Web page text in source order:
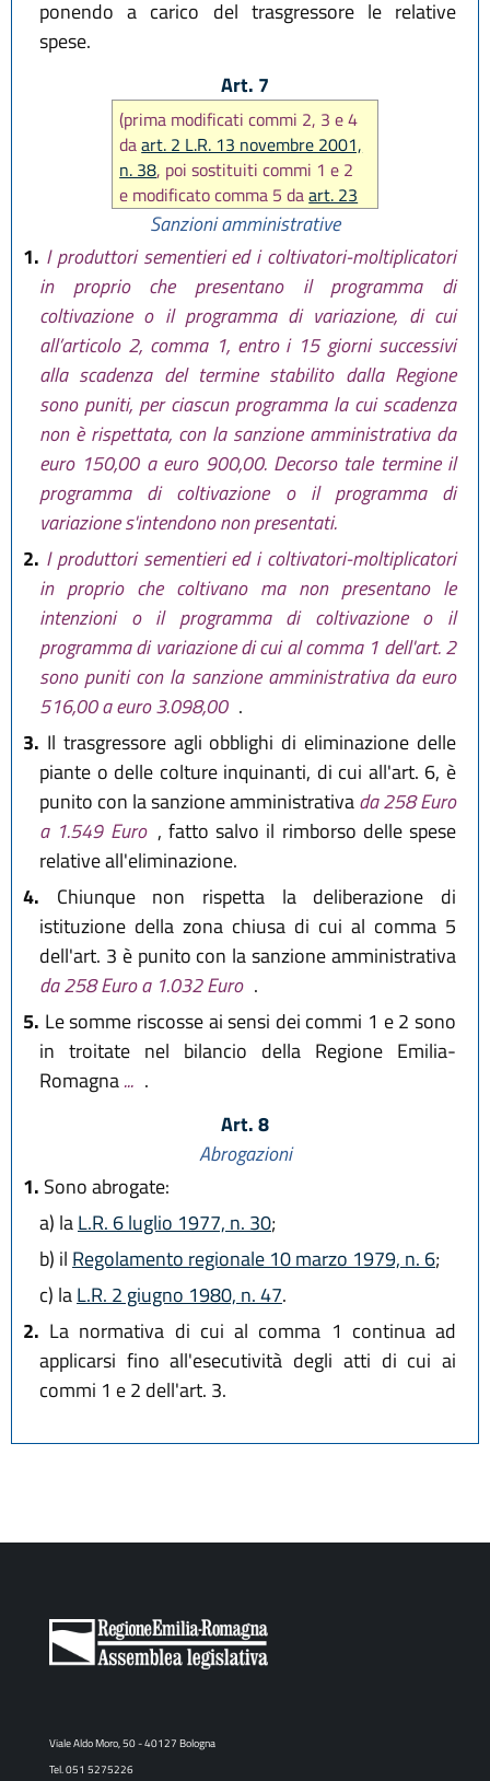
ponendo a carico del trasgressore le relative
spese.
Art. 7
(prima modificati commi 2, 3 e 4
daart. 2 L.R. 13 novembre 2001,
n. 38, poi sostituiti commi 1 e 2
e modificato comma 5 daart. 23
L.R. 21 ottobre 2021, n. 14)
Sanzioni amministrative
1. I produttori sementieri ed i coltivatori-moltiplicatori
in proprio che presentano il programma di
coltivazione o il programma di variazione, di cui
all’articolo 2, comma 1, entro i 15 giorni successivi
alla scadenza del termine stabilito dalla Regione
sono puniti, per ciascun programma la cui scadenza
non è rispettata, con la sanzione amministrativa da
euro 150,00 a euro 900,00. Decorso tale termine il
programma di coltivazione o il programma di
variazione s'intendono non presentati.
2. I produttori sementieri ed i coltivatori-moltiplicatori
in proprio che coltivano ma non presentano le
intenzioni o il programma di coltivazione o il
programma di variazione di cui al comma 1 dell'art. 2
sono puniti con la sanzione amministrativa da euro
516,00 a euro 3.098,00 .
3. Il trasgressore agli obblighi di eliminazione delle
piante o delle colture inquinanti, di cui all'art. 6, è
punito con la sanzione amministrativada 258 Euro
a 1.549 Euro , fatto salvo il rimborso delle spese
relative all'eliminazione.
4. Chiunque non rispetta la deliberazione di
istituzione della zona chiusa di cui al comma 5
dell'art. 3 è punito con la sanzione amministrativa
da 258 Euro a 1.032 Euro .
5. Le somme riscosse ai sensi dei commi 1 e 2 sono
in troitate nel bilancio della Regione Emilia-
Romagna... .
Art. 8
Abrogazioni
1. Sono abrogate:
a) laL.R. 6 luglio 1977, n. 30;
b) il Regolamento regionale 10 marzo 1979, n. 6;
c) laL.R. 2 giugno 1980, n. 47.
2. La normativa di cui al comma 1 continua ad
applicarsi fino all'esecutività degli atti di cui ai
commi 1 e 2 dell'art. 3.
Viale Aldo Moro, 50 - 40127 Bologna
Tel. 051 5275226